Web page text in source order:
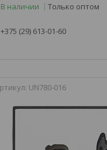
В наличии Только оптом
+375 (29) 613-01-60
UN780-016